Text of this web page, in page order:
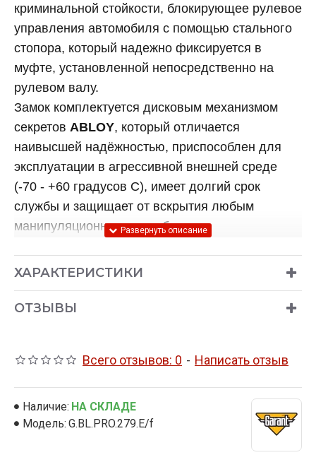
криминальной стойкости, блокирующее рулевое
управления автомобиля с помощью стального
стопора, который надежно фиксируется в
муфте, установленной непосредственно на
рулевом валу.
Замок комплектуется дисковым механизмом
секретов ABLOY, который отличается
наивысшей надёжностью, приспособлен для
эксплуатации в агрессивной внешней среде
(-70 - +60 градусов C), имеет долгий срок
службы и защищает от вскрытия любым
манипуляционным способом.
ОСНОВНЫЕ ОТЛИЧИЯ ГАРАНТ БЛОК ПРО
ОТ БЛОКИРАТОРА ГАРАНТ БЛОК ЛЮКС:
составляет 40мм), что в разы увеличивает
Конструкция стопорасущественно
крепление муфты (так называемые "уши")
от перепиливания.
ХАРАКТЕРИСТИКИ
ОТЗЫВЫ
Всего отзывов: 0 - Написать отзыв
Наличие: НА СКЛАДЕ
Модель: G.BL.PRO.279.E/f